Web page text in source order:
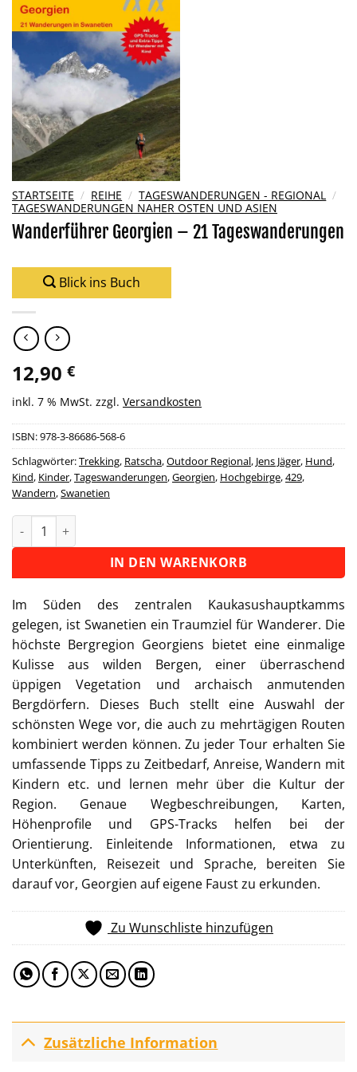
STARTSEITE / REIHE / TAGESWANDERUNGEN - REGIONAL /
TAGESWANDERUNGEN NAHER OSTEN UND ASIEN
Wanderführer Georgien – 21 Tageswanderungen
Blick ins Buch
12,90 €
inkl. 7 % MwSt. zzgl. Versandkosten
ISBN:978-3-86686-568-6
Schlagwörter:Trekking, Ratscha,Outdoor Regional, Jens Jäger, Hund,
Kind, Kinder,Tageswanderungen,Georgien, Hochgebirge,429,
Wandern,Swanetien
Wanderführer Georgien - 21 Tageswanderungen Menge
IN DEN WARENKORB
Alternative:
Im Süden des zentralen Kaukasushauptkamms
gelegen, ist Swanetien ein Traumziel für Wanderer. Die
höchste Bergregion Georgiens bietet eine einmalige
Kulisse aus wilden Bergen, einer überraschend
üppigen Vegetation und archaisch anmutenden
Bergdörfern. Dieses Buch stellt eine Auswahl der
schönsten Wege vor, die auch zu mehrtägigen Routen
kombiniert werden können. Zu jeder Tour erhalten Sie
umfassende Tipps zu Zeitbedarf, Anreise, Wandern mit
Kindern etc. und lernen mehr über die Kultur der
Region. Genaue Wegbeschreibungen, Karten,
Höhenprofile und GPS-Tracks helfen bei der
Orientierung. Einleitende Informationen, etwa zu
Unterkünften, Reisezeit und Sprache, bereiten Sie
darauf vor, Georgien auf eigene Faust zu erkunden.
Zu Wunschliste hinzufügen
Zusätzliche Information